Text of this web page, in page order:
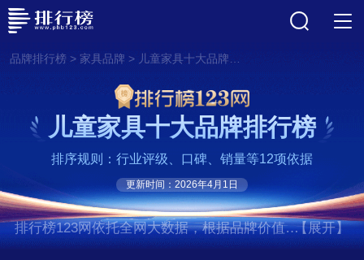
品牌排行榜> 家具品牌 > 儿童家具十大品牌排行榜
儿童家具十大品牌排行榜
排序规则：行业评级、口碑、销量等12项依据
更新时间：2026年4月1日
排行榜123网依托全网大数据，根据品牌价值、
口碑评价等多项指数评选出了儿童家具十大品
【展开】